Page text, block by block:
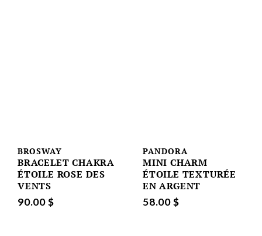
BROSWAY
BRACELET CHAKRA
ÉTOILE ROSE DES
VENTS
90.00 $
PANDORA
MINI CHARM
ÉTOILE TEXTURÉE
EN ARGENT
58.00 $